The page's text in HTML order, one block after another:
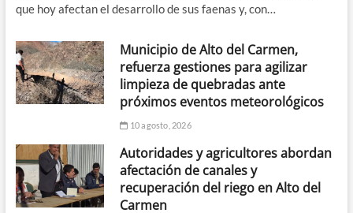
que hoy afectan el desarrollo de sus faenas y, con…
Municipio de Alto del Carmen,
refuerza gestiones para agilizar
limpieza de quebradas ante
próximos eventos meteorológicos
10 agosto, 2026
Autoridades y agricultores abordan
afectación de canales y
recuperación del riego en Alto del
Carmen